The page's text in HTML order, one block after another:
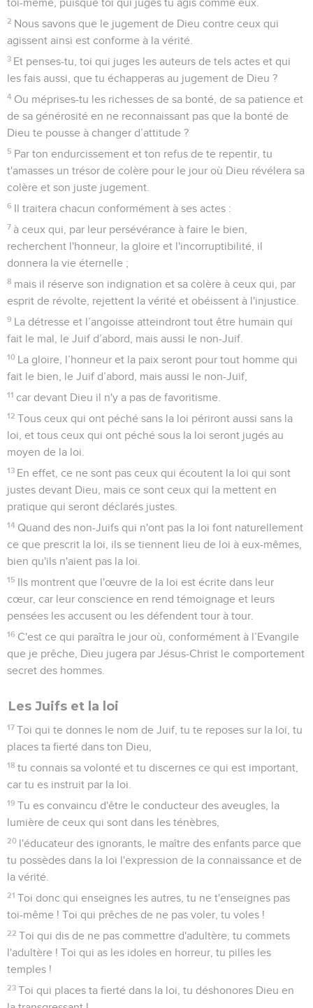
seul ;
aucun n'est intelligent, aucun ne cherche Dieu ;
n'y en a aucun qui fasse le bien, pas même un seul ;
langue pour tromper. Ils ont sur les lèvres un venin de
vipère ;
Leurs pieds courent pour verser le sang,
16 la destruction et le malheur marquent leur passage,
17 ils ne connaissent pas le chemin de la paix.
18 Il n’y a aucune crainte de Dieu devant leurs yeux.
19 Or nous savons que tout ce que dit la loi, c'est à ceux qui
vivent sous la loi qu'elle le dit, afin que toute bouche soit
fermée et que le monde entier soit reconnu coupable devant
Dieu.
20 En effet, personne ne sera considéré comme juste devant
lui sur la base des œuvres de la loi, puisque c'est par
l’intermédiaire de la loi que vient la connaissance du péché.
Comment Dieu sauve les êtres humains
21 Mais maintenant, la justice de Dieu dont témoignent la loi
et les prophètes a été manifestée indépendamment de la
loi :
22
c'est la justice de Dieu par la foi en Jésus-Christ pour tous
ceux qui croient. Il n'y a pas de différence :
23 tous ont péché et sont privés de la gloire de Dieu,
24 et ils sont gratuitement déclarés justes par sa grâce, par le
moyen de la libération qui se trouve en Jésus-Christ.
25 C'est lui que Dieu a destiné à être par son sang une
victime expiatoire pour ceux qui croiraient. Il démontre ainsi
sa justice, puisqu'il avait laissé impunis les péchés commis
auparavant, à l’époque de sa patience.
26 Il la démontre dans le temps présent de manière à être
juste tout en déclarant juste celui qui a la foi en Jésus.
27 Où est donc la raison de se montrer fier ? Elle a été exclue.
foi.
28 En effet, nous estimons que l'homme est déclaré juste par
la foi, indépendamment des œuvres de la loi.
29 Ou bien Dieu est-il seulement le Dieu des Juifs ? N'est-il
pas aussi celui des non-Juifs ? Oui, il est aussi le Dieu des
non-Juifs,
30 puisqu'il y a un seul Dieu, qui déclarera les circoncis justes
sur la base de la foi et qui déclarera aussi les incirconcis
justes au moyen de la foi.
31 Cela signifie-t-il donc que, par l’intermédiaire de la foi,
nous annulions la loi ? Certainement pas ! Au contraire, nous
confirmons la loi.
Romains 4
Seuls les Évangiles sont disponibles en vidéo pour le moment.